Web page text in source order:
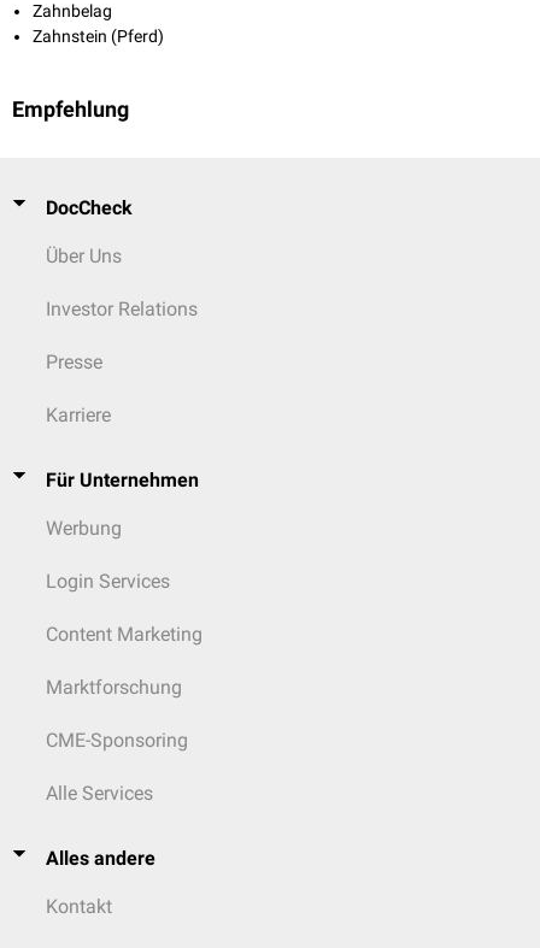
Zahnbelag
Zahnstein (Pferd)
Empfehlung
DocCheck
Über Uns
Investor Relations
Presse
Karriere
Für Unternehmen
Werbung
Login Services
Content Marketing
Marktforschung
CME-Sponsoring
Alle Services
Alles andere
Kontakt